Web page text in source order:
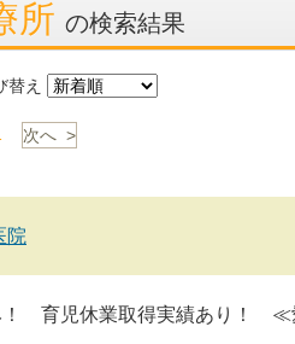
所 の検索結果
え
次へ >
院
！ 育児休業取得実績あり！ ≪